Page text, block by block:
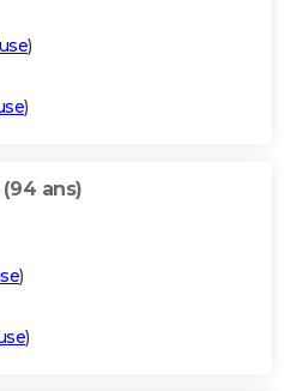
)
)
(94 ans)
)
)